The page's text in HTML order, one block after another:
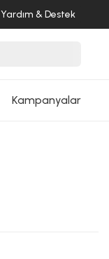
Yardım & Destek
Kampanyalar